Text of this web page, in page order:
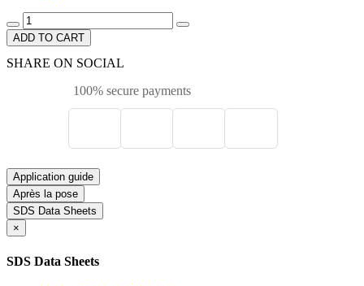
ADD TO CART
SHARE ON SOCIAL
100% secure payments
Application guide
Après la pose
SDS Data Sheets
×
SDS Data Sheets